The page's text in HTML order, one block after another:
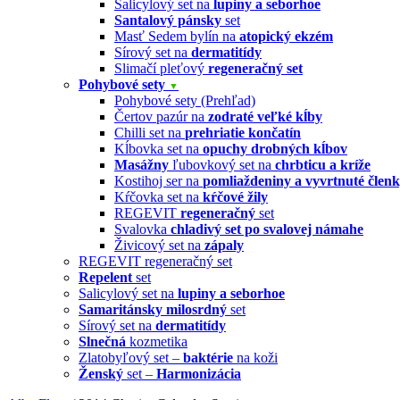
Salicylový set na lupiny a seborhoe
Santalový pánsky set
Masť Sedem bylín na atopický ekzém
Sírový set na dermatitídy
Slimačí pleťový regeneračný set
Pohybové sety ▼
Pohybové sety (Prehľad)
Čertov pazúr na zodraté veľké kĺby
Chilli set na prehriatie končatín
Kĺbovka set na opuchy drobných kĺbov
Masážny ľubovkový set na chrbticu a kríže
Kostihoj ser na pomliaždeniny a vyvrtnuté
Kŕčovka set na kŕčové žily
REGEVIT regeneračný set
Svalovka chladivý set po svalovej námahe
Živicový set na zápaly
REGEVIT regeneračný set
Repelent set
Salicylový set na lupiny a seborhoe
Samaritánsky milosrdný set
Sírový set na dermatitídy
Slnečná kozmetika
Zlatobyľový set – baktérie na koži
Ženský set – Harmonizácia